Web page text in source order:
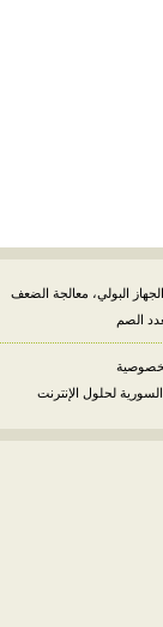
البولي، معالجة الضعف
الصم
السورية لحلول الإنترنت